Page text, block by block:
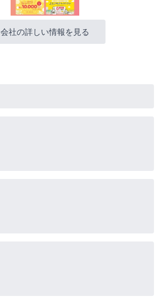
会社の詳しい情報を見る